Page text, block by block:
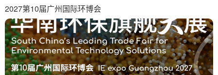
2027第10届广州国际环博会